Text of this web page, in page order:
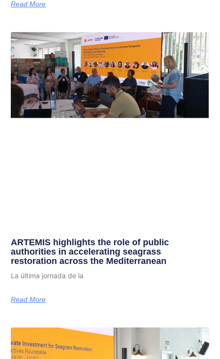
Read More
ARTEMIS highlights the role of public
authorities in accelerating seagrass
restoration across the Mediterranean
La última jornada de la
Read More